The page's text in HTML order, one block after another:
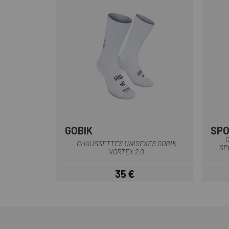
GOBIK
CHAUSSETTES UNISEXES GOBIK
VORTEX 2.0
Prix
35 €